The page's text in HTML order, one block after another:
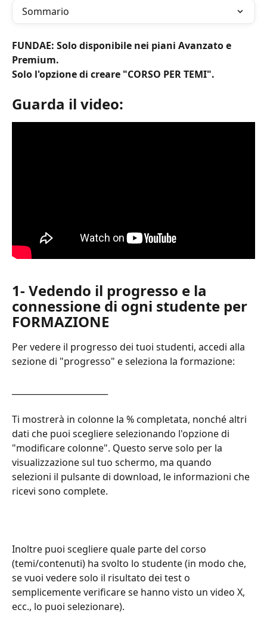
Sommario
FUNDAE: Solo disponibile nei piani Avanzato e
Premium.
Solo l'opzione di creare "CORSO PER TEMI".
Guarda il video:
1- Vedendo il progresso e la
connessione di ogni studente per
FORMAZIONE
Per vedere il progresso dei tuoi studenti, accedi alla
sezione di "progresso" e seleziona la formazione:
Ti mostrerà in colonne la % completata, nonché altri
dati che puoi scegliere selezionando l'opzione di
"modificare colonne". Questo serve solo per la
visualizzazione sul tuo schermo, ma quando
selezioni il pulsante di download, le informazioni che
ricevi sono complete.
Inoltre puoi scegliere quale parte del corso
(temi/contenuti) ha svolto lo studente (in modo che,
se vuoi vedere solo il risultato dei test o
semplicemente verificare se hanno visto un video X,
ecc., lo puoi selezionare).